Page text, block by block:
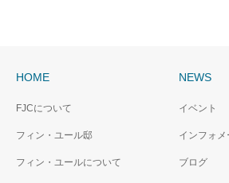
HOME
FJCについて
フィン・ユール邸
フィン・ユールについて
NEWS
イベント
インフォメ
ブログ